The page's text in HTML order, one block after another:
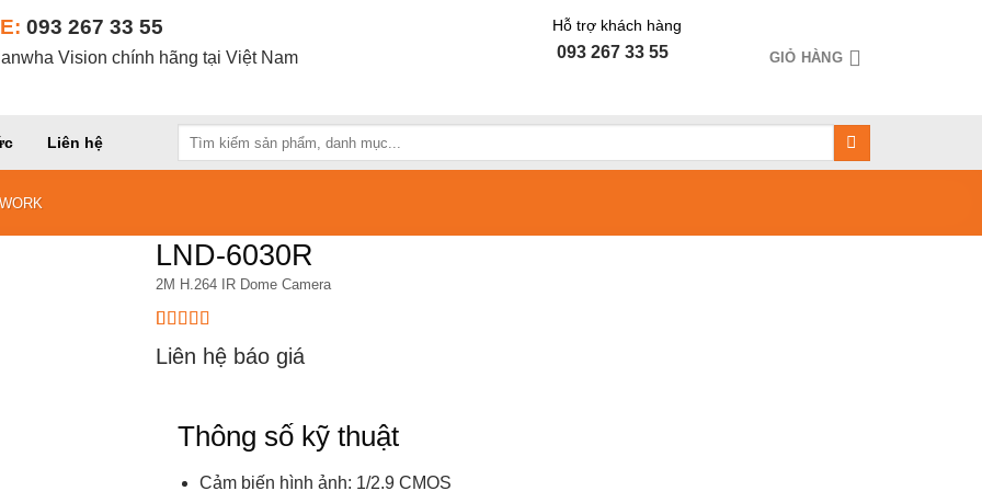
093 267 33 55
Vision chính hãng tại Việt Nam
Hỗ trợ khách hàng
093 267 33 55 GIỎ HÀNG
Liên hệ
LND-6030R
2M H.264 IR Dome Camera
5.00
trên 5
dựa trên
15
Liên hệ báo giá
Thông số kỹ thuật
Cảm biến hình ảnh: 1/2.9 CMOS